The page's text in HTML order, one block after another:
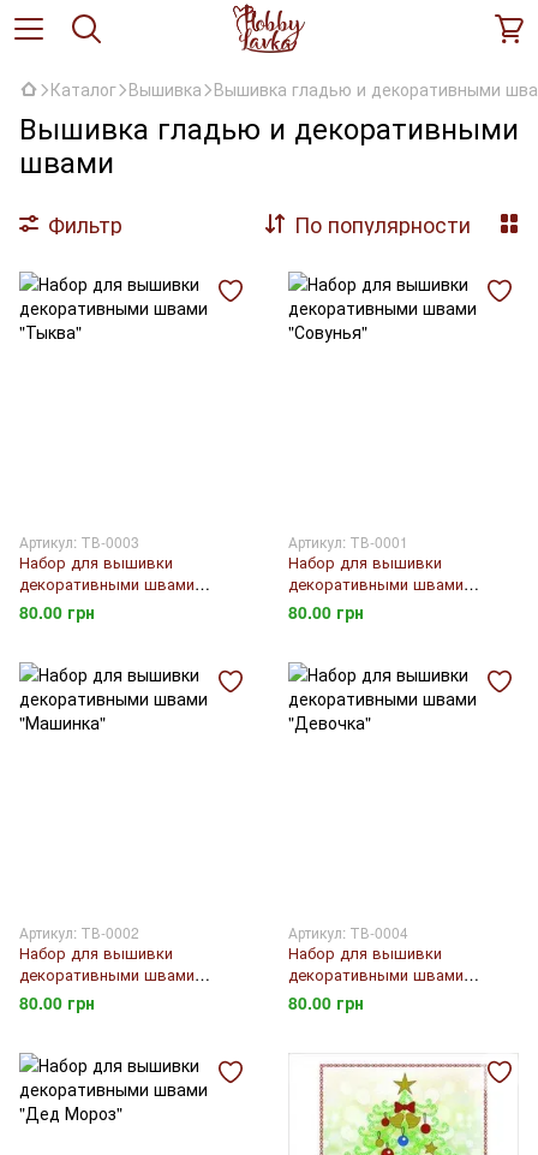
Каталог Вышивка Вышивка гладью и декоративными
Вышивка гладью и декоративными
швами
Фильтр По популярности
Артикул: ТВ-0003
Набор для вышивки
декоративными швами
"Тыква"
80.00 грн
Артикул: ТВ-0001
Набор для вышивки
декоративными швами
"Совунья"
80.00 грн
Артикул: ТВ-0002
Набор для вышивки
декоративными швами
"Машинка"
80.00 грн
Артикул: ТВ-0004
Набор для вышивки
декоративными швами
"Девочка"
80.00 грн